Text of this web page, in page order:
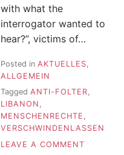
with what the
interrogator wanted to
hear?”, victims of…
Posted in AKTUELLES
ALLGEMEIN
Tagged ANTI-FOLTER,
LIBANON ,
MENSCHENRECHTE ,
VERSCHWINDENLASSEN
LEAVE A COMMENT